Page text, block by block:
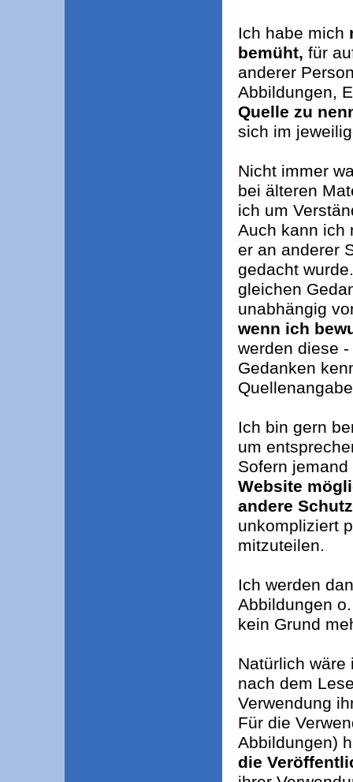
Ich habe mich
bemüht, für
anderer
Abbildungen,
Quelle zu
sich im
Nicht immer
bei älteren
ich um
Auch kann ich
er an anderer
gedacht
gleichen
unabhängig
wenn ich
werden diese
Gedanken
Ich bin gern
um
Sofern
Website
andere
unkompliziert
mitzuteilen.
Ich werden
Abbildungen
kein Grund
Natürlich wäre
nach dem
Verwendung
Für die
Abbildungen)
die